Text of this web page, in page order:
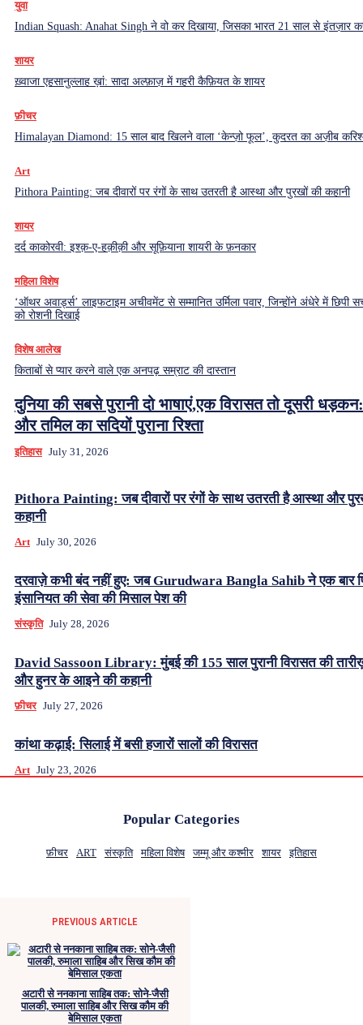
युवा
Indian Squash: Anahat Singh ने वो कर दिखाया, जिसका भारत 21 साल से इंतज़ार
शायर
ख़्वाजा एहसानुल्लाह ख़ां: सादा अल्फ़ाज़ में गहरी कैफ़ियत के शायर
फ़ीचर
Himalayan Diamond: 15 साल बाद खिलने वाला ‘केन्ज़ो फूल’, कुदरत का अज़ीब
Art
Pithora Painting: जब दीवारों पर रंगों के साथ उतरती है आस्था और पुरखों की कहानी
शायर
दर्द काकोरवी: इश्क़-ए-हक़ीक़ी और सूफ़ियाना शायरी के फ़नकार
महिला विशेष
‘ऑथर अवार्ड्स’ लाइफटाइम अचीवमेंट से सम्मानित उर्मिला पवार, जिन्होंने अंधेरे में छिपी
को रोशनी दिखाई
विशेष आलेख
किताबों से प्यार करने वाले एक अनपढ़ सम्राट की दास्तान
दुनिया की सबसे पुरानी दो भाषाएं,एक विरासत तो दूसरी
और तमिल का सदियों पुराना रिश्ता
इतिहास July 31, 2026
Pithora Painting: जब दीवारों पर रंगों के साथ उतरती है आस्था और
कहानी
Art July 30, 2026
दरवाज़े कभी बंद नहीं हुए: जब Gurudwara Bangla Sahib ने एक बार
इंसानियत की सेवा की मिसाल पेश की
संस्कृति July 28, 2026
David Sassoon Library: मुंबई की 155 साल पुरानी विरासत की
और हुनर के आइने की कहानी
फ़ीचर July 27, 2026
कांथा कढ़ाई: सिलाई में बसी हजारों सालों की विरासत
Art July 23, 2026
Popular Categories
फ़ीचर ART संस्कृति महिला विशेष जम्मू और कश्मीर शायर इतिहास
PREVIOUS ARTICLE
अटारी से ननकाना साहिब तक: सोने-जैसी
पालकी, रुमाला साहिब और सिख कौम की
बेमिसाल एकता